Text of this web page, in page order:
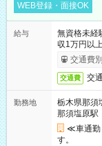
WEB登録・面接OK
給与
無資格未
収1万円以
交通費
交通費 交
勤務地
栃木県那須
那須塩原駅
≪車通勤
す。